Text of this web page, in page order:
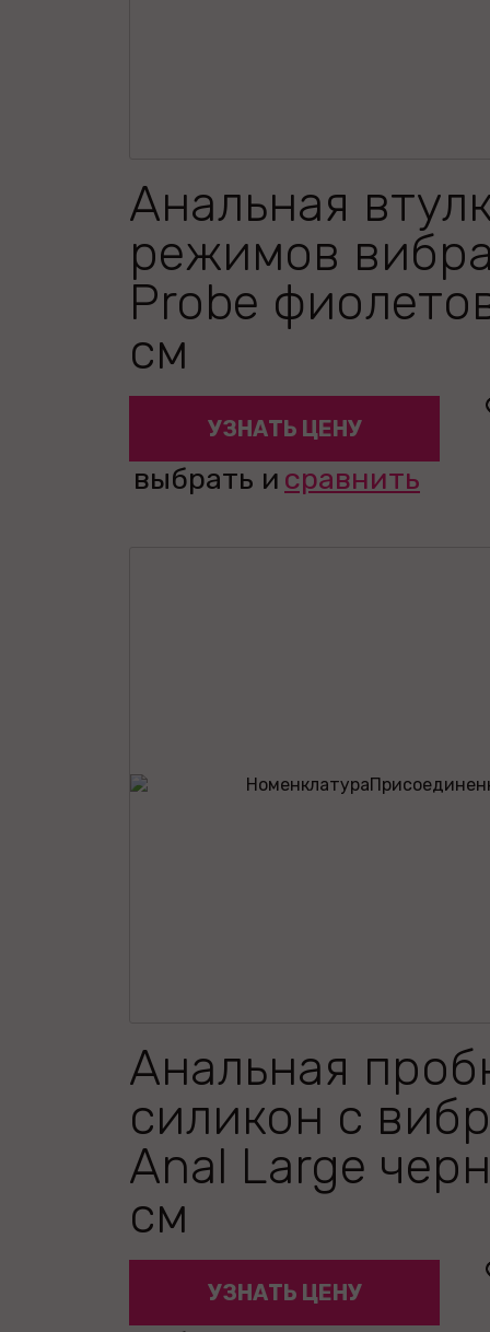
Анальная
режимов
Probe
см
УЗНАТЬ ЦЕНУ
выбрать и сравнить
Анальная
силикон с
Anal Large
см
УЗНАТЬ ЦЕНУ